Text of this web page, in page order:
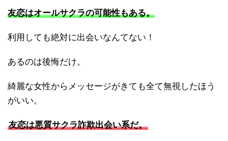
友恋はオールサクラの可能性もある。
利用しても絶対に出会いなんてない！
あるのは後悔だけ。
綺麗な女性からメッセージがきても全て無視したほう
がいい。
友恋は悪質サクラ詐欺出会い系だ。